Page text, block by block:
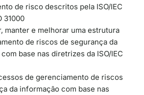
de risco descritos pela ISO/IEC
31000
manter e melhorar uma estrutura
de riscos de segurança da
base nas diretrizes da ISO/IEC
de gerenciamento de riscos
da informação com base nas